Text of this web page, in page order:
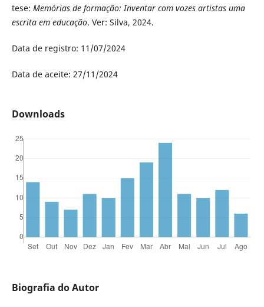
tese: Memórias de formação: Inventar com vozes artistas uma
escrita em educação. Ver: Silva, 2024.
Data de registro: 11/07/2024
Data de aceite: 27/11/2024
Downloads
Biografia do Autor